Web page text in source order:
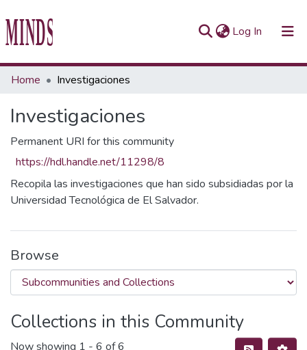
Log In (current)
Communities & Collections
Home Investigaciones
Investigaciones
Permanent URI for this community
https://hdl.handle.net/11298/8
Recopila las investigaciones que han sido subsidiadas por la
Universidad Tecnológica de El Salvador.
Browse
Collections in this Community
Now showing 1 - 6 of 6